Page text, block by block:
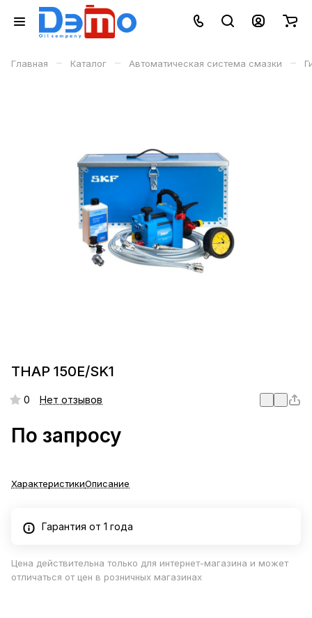
Главная – Каталог – Автоматическая система смазки –
THAP 150E/SK1
0 Нет отзывов
По запросу
ХарактеристикиОписание
Гарантия от 1 года
Цена действительна только для интернет-магазина и может
отличаться от цен в розничных магазинах